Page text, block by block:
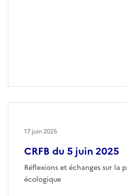
CRFB du 5 juin 2025
Réflexions et échanges sur la
écologique
17 juin 2025